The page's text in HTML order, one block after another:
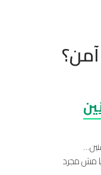
مش مجرد